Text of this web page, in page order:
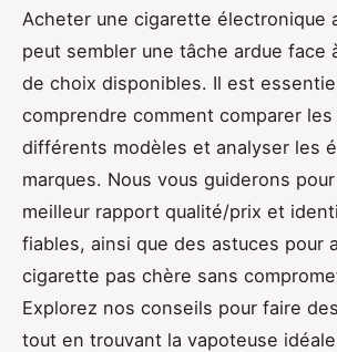
Acheter une cigarette électronique
peut sembler une tâche ardue face
de choix disponibles. Il est
comprendre comment comparer
différents modèles et analyser les
marques. Nous vous guiderons
meilleur rapport qualité/prix et
fiables, ainsi que des astuces pour
cigarette pas chère sans
Explorez nos conseils pour faire
tout en trouvant la vapoteuse